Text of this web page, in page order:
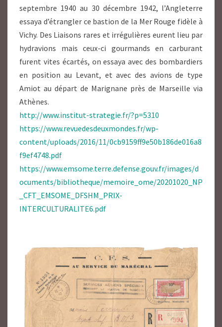
septembre 1940 au 30 décembre 1942, l’Angleterre
essaya d’étrangler ce bastion de la Mer Rouge fidèle à
Vichy. Des Liaisons rares et irrégulières eurent lieu par
hydravions mais ceux-ci gourmands en carburant
furent vites écartés, on essaya avec des bombardiers
en position au Levant, et avec des avions de type
Amiot au départ de Marignane près de Marseille via
Athènes.
http://www.institut-strategie.fr/?p=5310
https://www.revuedesdeuxmondes.fr/wp-
content/uploads/2016/11/0cb9159ff9e50b186de016a8
f9ef4748.pdf
https://www.emsome.terre.defense.gouv.fr/images/d
ocuments/bibliotheque/memoire_ome/20201020_NP
_CFT_EMSOME_DFSHM_PRIX-
INTERCULTURALITE6.pdf